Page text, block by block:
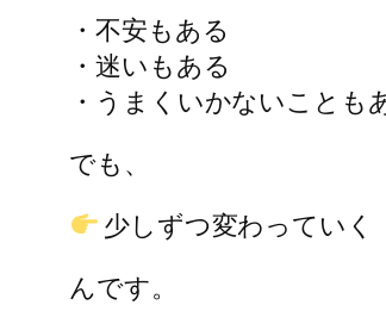
・不安もある
・迷いもある
・うまくいかないことも
でも、
少しずつ変わっていく
んです。